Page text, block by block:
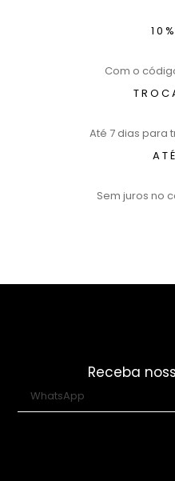
Com o
Até 7 dias para
Sem juros no
Receba